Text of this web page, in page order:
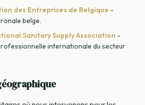
des Entreprises de Belgique -
belge.
Sanitary Supply Association -
internationale du secteur